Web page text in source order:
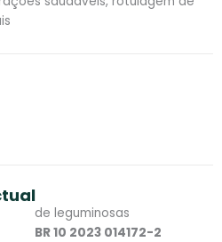
de leguminosas
BR 10 2023 014172-2